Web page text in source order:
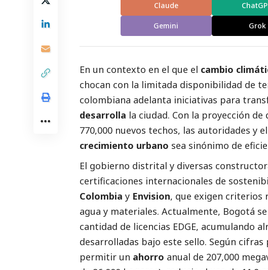
Claude
Gemini Grok
En un contexto en el que el cambio
chocan con la limitada disponibilidad de
colombiana adelanta iniciativas para
desarrolla la ciudad. Con la proyección
770,000 nuevos techos, las autoridades y
crecimiento urbano sea sinónimo de
El gobierno distrital y diversas
certificaciones internacionales de
Colombia y Envision, que exigen criterios
agua y materiales. Actualmente, Bogotá
cantidad de licencias EDGE, acumulando
desarrolladas bajo este sello. Según
permitir un ahorro anual de 207,000